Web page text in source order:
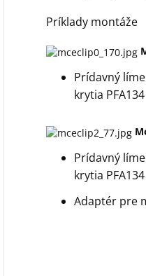
Príklady montáže
Prídavný
krytia PFA134
Prídavný
krytia PFA134
Adaptér pre